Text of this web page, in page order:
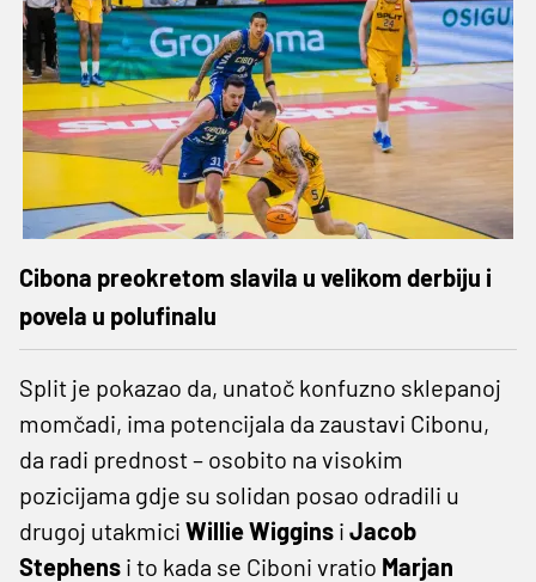
Cibona preokretom slavila u velikom derbiju i
povela u polufinalu
Split je pokazao da, unatoč konfuzno sklepanoj
momčadi, ima potencijala da zaustavi Cibonu,
da radi prednost – osobito na visokim
pozicijama gdje su solidan posao odradili u
drugoj utakmici Willie Wiggins i Jacob
Stephens i to kada se Ciboni vratio Marjan